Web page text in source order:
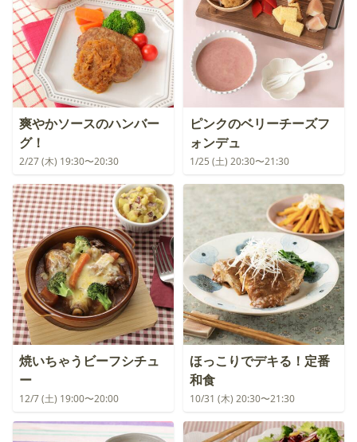
爽やかソースのハンバー
グ！
2/27 (木) 19:30〜20:30
ピンクのベリーチーズフ
ォンデュ
1/25 (土) 20:30〜21:30
焼いちゃうビーフシチュ
ー
12/7 (土) 19:00〜20:00
ほっこりでデキる！定番
和食
10/31 (木) 20:30〜21:30